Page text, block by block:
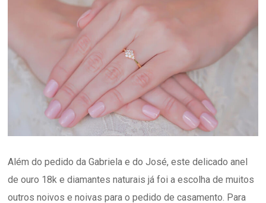
Além do pedido da Gabriela e do José, este delicado anel
de ouro 18k e diamantes naturais já foi a escolha de muitos
outros noivos e noivas para o pedido de casamento. Para